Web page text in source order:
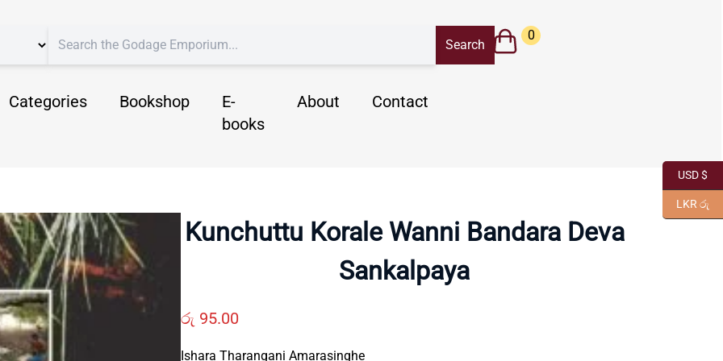
Categories Bookshop
E-
books
About Contact
0
Kunchuttu Korale Wanni Bandara Deva
Sankalpaya
රු 95.00
Ishara Tharangani Amarasinghe
USD $
LKR රු